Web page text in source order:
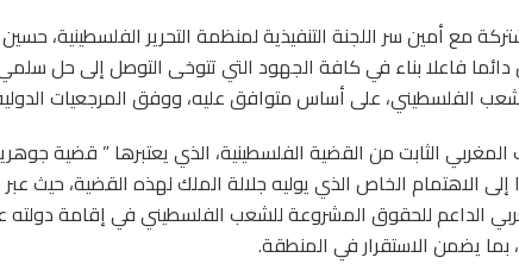
مع أمين سر اللجنة التنفيذية لمنظمة التحرير الفلسطينية،
دائما فاعلا بناء في كافة الجهود التي تتوخى التوصل إلى حل
الفلسطيني، على أساس متوافق عليه، ووفق المرجعيات الدولية
المغربي الثابت من القضية الفلسطينية، الذي يعتبرها ” قضية
الاهتمام الخاص الذي يوليه جلالة الملك لهذه القضية، حيث عبر
الداعم للحقوق المشروعة للشعب الفلسطيني في إقامة دولته